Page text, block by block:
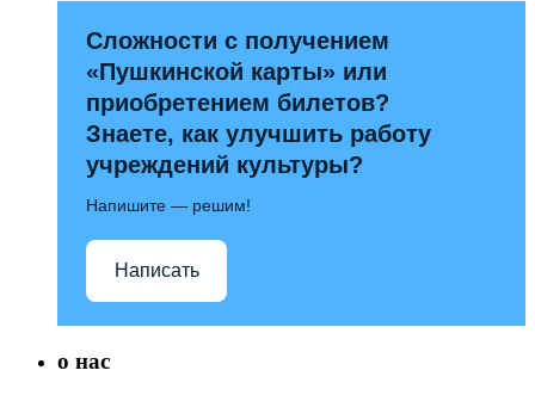
Сложности с получением
«Пушкинской карты» или
приобретением билетов?
Знаете, как улучшить работу
учреждений культуры?
Напишите — решим!
Написать
о нас